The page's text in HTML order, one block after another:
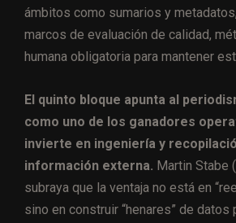
ámbitos como sumarios y
marcos de evaluación de calidad,
humana obligatoria para mantener
El quinto bloque apunta al
como uno de los ganadores
invierte en ingeniería y
información externa. Martin Stabe
subraya que la ventaja no está en
sino en construir “henares” de datos